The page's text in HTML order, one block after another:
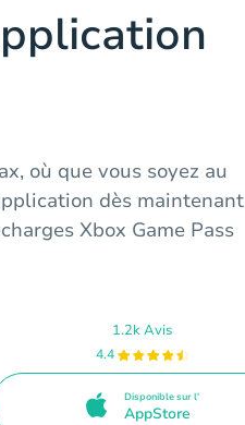
où que vous soyez au
dès maintenant
Xbox Game Pass
1.2k Avis
4.4
Disponible sur l'
AppStore